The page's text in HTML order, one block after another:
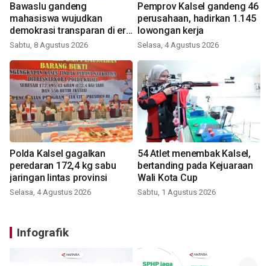
Bawaslu gandeng
mahasiswa wujudkan
demokrasi transparan di era
digital
Sabtu, 8 Agustus 2026
Pemprov Kalsel gandeng 46
perusahaan, hadirkan 1.145
lowongan kerja
Selasa, 4 Agustus 2026
Polda Kalsel gagalkan
peredaran 172,4 kg sabu
jaringan lintas provinsi
Selasa, 4 Agustus 2026
54 Atlet menembak Kalsel,
bertanding pada Kejuaraan
Wali Kota Cup
Sabtu, 1 Agustus 2026
Infografik